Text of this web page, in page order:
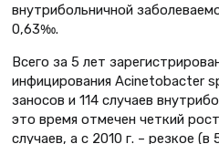
внутрибольничной
0,63‰.
Всего за 5 лет
инфицирования Acinetobacter
заносов и 114 случаев
это время отмечен четкий
случаев, а с 2010 г. – резкое (в